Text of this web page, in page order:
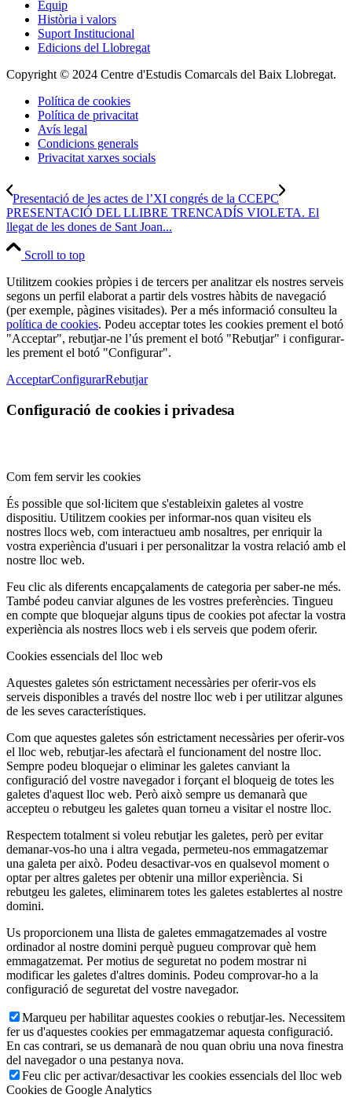
Equip
Història i valors
Suport Institucional
Edicions del Llobregat
Copyright © 2024 Centre d'Estudis Comarcals del Baix Llobregat.
Política de cookies
Política de privacitat
Avís legal
Condicions generals
Privacitat xarxes socials
Presentació de les actes de l’XI congrés de la CCEPC
PRESENTACIÓ DEL LLIBRE TRENCADÍS VIOLETA. El
llegat de les dones de Sant Joan...
Scroll to top
Utilitzem cookies pròpies i de tercers per analitzar els nostres serveis
segons un perfil elaborat a partir dels vostres hàbits de navegació
(per exemple, pàgines visitades). Per a més informació consulteu la
política de cookies. Podeu acceptar totes les cookies prement el botó
"Acceptar", rebutjar-ne l’ús prement el botó "Rebutjar" i configurar-
les prement el botó "Configurar".
AcceptarConfigurarRebutjar
Configuració de cookies i privadesa
Com fem servir les cookies
És possible que sol·licitem que s'estableixin galetes al vostre
dispositiu. Utilitzem cookies per informar-nos quan visiteu els
nostres llocs web, com interactueu amb nosaltres, per enriquir la
vostra experiència d'usuari i per personalitzar la vostra relació amb el
nostre lloc web.
Feu clic als diferents encapçalaments de categoria per saber-ne més.
També podeu canviar algunes de les vostres preferències. Tingueu
en compte que bloquejar alguns tipus de cookies pot afectar la vostra
experiència als nostres llocs web i els serveis que podem oferir.
Cookies essencials del lloc web
Aquestes galetes són estrictament necessàries per oferir-vos els
serveis disponibles a través del nostre lloc web i per utilitzar algunes
de les seves característiques.
Com que aquestes galetes són estrictament necessàries per oferir-vos
el lloc web, rebutjar-les afectarà el funcionament del nostre lloc.
Sempre podeu bloquejar o eliminar les galetes canviant la
configuració del vostre navegador i forçant el bloqueig de totes les
galetes d'aquest lloc web. Però això sempre us demanarà que
accepteu o rebutgeu les galetes quan torneu a visitar el nostre lloc.
Respectem totalment si voleu rebutjar les galetes, però per evitar
demanar-vos-ho una i altra vegada, permeteu-nos emmagatzemar
una galeta per això. Podeu desactivar-vos en qualsevol moment o
optar per altres galetes per obtenir una millor experiència. Si
rebutgeu les galetes, eliminarem totes les galetes establertes al nostre
domini.
Us proporcionem una llista de galetes emmagatzemades al vostre
ordinador al nostre domini perquè pugueu comprovar què hem
emmagatzemat. Per motius de seguretat no podem mostrar ni
modificar les galetes d'altres dominis. Podeu comprovar-ho a la
configuració de seguretat del vostre navegador.
Marqueu per habilitar aquestes cookies o rebutjar-les. Necessitem
fer us d'aquestes cookies per emmagatzemar aquesta configuració.
En cas contrari, se us demanarà de nou quan obriu una nova finestra
del navegador o una pestanya nova.
Feu clic per activar/desactivar les cookies essencials del lloc web
Cookies de Google Analytics